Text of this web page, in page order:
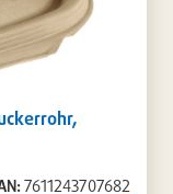
7611243707682